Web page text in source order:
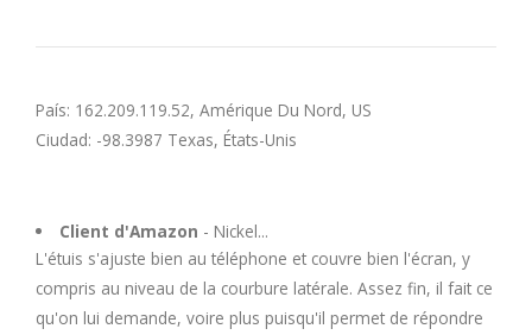
País: 162.209.119.52, Amérique Du Nord, US
Ciudad: -98.3987 Texas, États-Unis
Client d'Amazon - Nickel...
L'étuis s'ajuste bien au téléphone et couvre bien l'écran, y
compris au niveau de la courbure latérale. Assez fin, il fait ce
qu'on lui demande, voire plus puisqu'il permet de répondre